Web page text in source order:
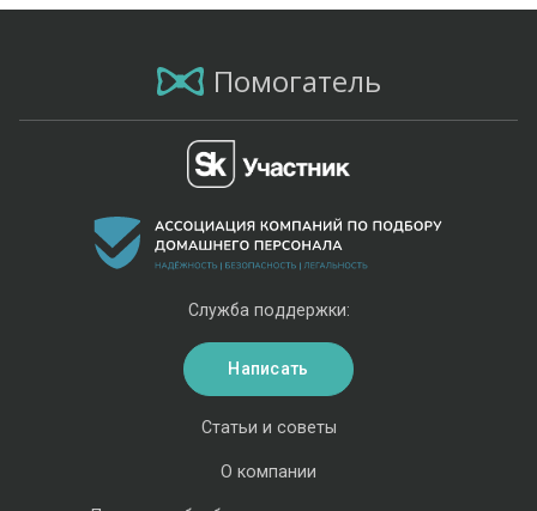
Помогатель
Статьи и советы
О компании
Служба поддержки:
Написать